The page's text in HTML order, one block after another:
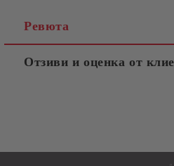
Ревюта
Отзиви и оценка от